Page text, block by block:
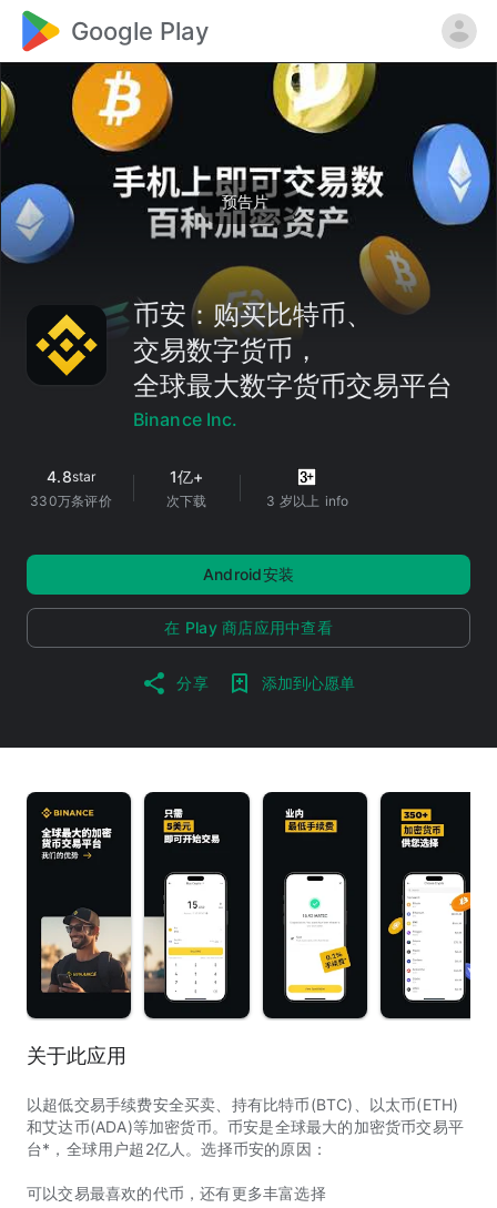
Google Play
预告片
币安：购买比特币、
交易数字货币，
全球最大数字货币交易平台
Binance Inc.
4.8star
330万条评价
1亿+
次下载 3 岁以上 info
Android安装
在 Play 商店应用中查看
分享 添加到心愿单
关于此应用
以超低交易手续费安全买卖、持有比特币(BTC)、以太币(ETH)
和艾达币(ADA)等加密货币。币安是全球最大的加密货币交易平
台*，全球用户超2亿人。选择币安的原因：
可以交易最喜欢的代币，还有更多丰富选择